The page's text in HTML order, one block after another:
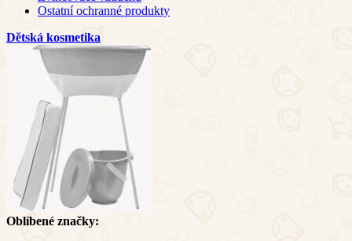
Ostatní ochranné produkty
Dětská kosmetika
Oblíbené značky: